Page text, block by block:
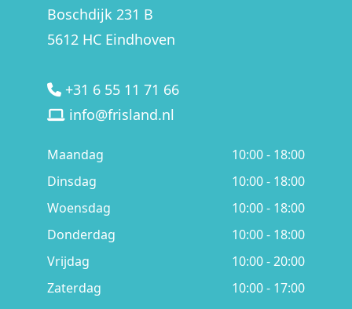
Boschdijk 231 B
5612 HC Eindhoven
+31 6 55 11 71 66
info@frisland.nl
Maandag
10:00 - 18:00
Dinsdag
10:00 - 18:00
Woensdag
10:00 - 18:00
Donderdag
10:00 - 18:00
Vrijdag
10:00 - 20:00
Zaterdag
10:00 - 17:00